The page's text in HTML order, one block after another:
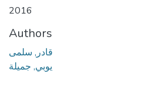
2016
Authors
قادر, سلمى
يوبي, جميلة